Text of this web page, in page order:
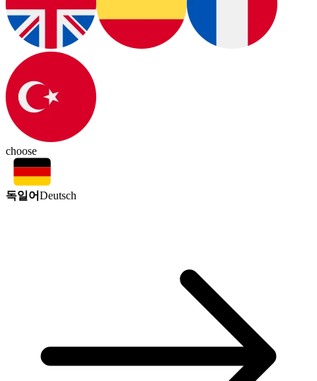
choose
독일어Deutsch